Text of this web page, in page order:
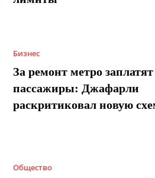
Бизнес
За ремонт метро заплатят
пассажиры: Джафарли
раскритиковал новую
Общество